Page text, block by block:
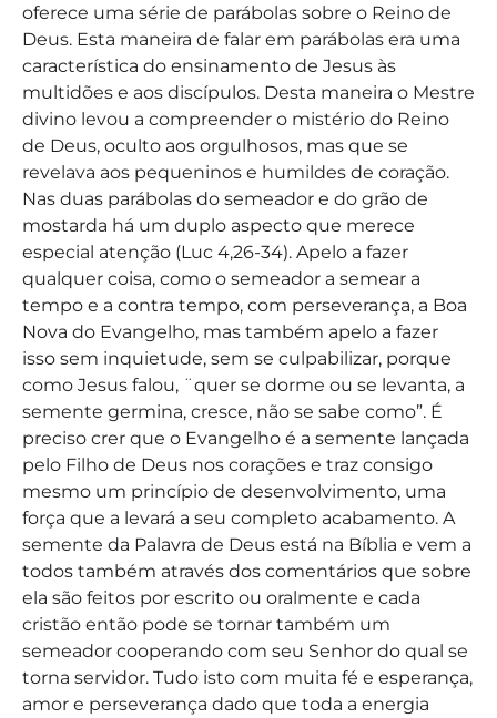
oferece uma série de parábolas sobre o Reino de
Deus. Esta maneira de falar em parábolas era uma
característica do ensinamento de Jesus às
multidões e aos discípulos. Desta maneira o Mestre
divino levou a compreender o mistério do Reino
de Deus, oculto aos orgulhosos, mas que se
revelava aos pequeninos e humildes de coração.
Nas duas parábolas do semeador e do grão de
mostarda há um duplo aspecto que merece
especial atenção (Luc 4,26-34). Apelo a fazer
qualquer coisa, como o semeador a semear a
tempo e a contra tempo, com perseverança, a Boa
Nova do Evangelho, mas também apelo a fazer
isso sem inquietude, sem se culpabilizar, porque
como Jesus falou, ¨quer se dorme ou se levanta, a
semente germina, cresce, não se sabe como”. É
preciso crer que o Evangelho é a semente lançada
pelo Filho de Deus nos corações e traz consigo
mesmo um princípio de desenvolvimento, uma
força que a levará a seu completo acabamento. A
semente da Palavra de Deus está na Bíblia e vem a
todos também através dos comentários que sobre
ela são feitos por escrito ou oralmente e cada
cristão então pode se tornar também um
semeador cooperando com seu Senhor do qual se
torna servidor. Tudo isto com muita fé e esperança,
amor e perseverança dado que toda a energia